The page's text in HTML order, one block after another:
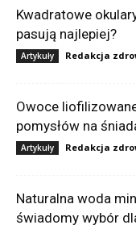
Kwadratowe
pasują najlepiej?
Artykuły Redakcja
Owoce
pomysłów na
Artykuły Redakcja
Naturalna woda
świadomy wybór